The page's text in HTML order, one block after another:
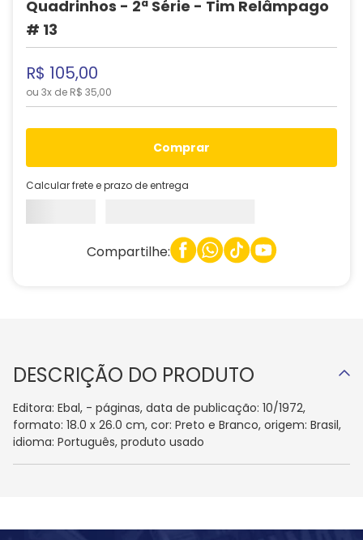
Quadrinhos - 2ª Série - Tim Relâmpago
# 13
R$ 105,00
ou 3x de R$ 35,00
comprar
Calcular frete e prazo de entrega
Compartilhe:
DESCRIÇÃO DO PRODUTO
Editora: Ebal, - páginas, data de publicação: 10/1972,
formato: 18.0 x 26.0 cm, cor: Preto e Branco, origem: Brasil,
idioma: Português, produto usado